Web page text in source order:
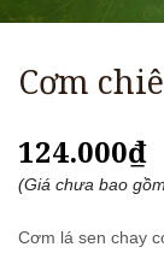
Cơm
124.000₫
(Giá chưa bao
Cơm lá sen chay